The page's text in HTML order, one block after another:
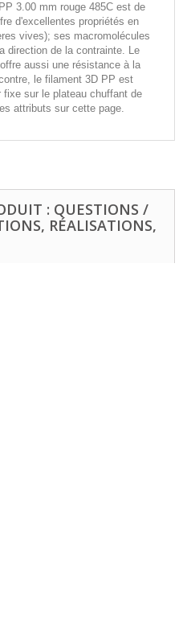
3.00 mm rouge 485C est de
d'excellentes propriétés en
vives); ses macromolécules
direction de la contrainte. Le
aussi une résistance à la
le filament 3D PP est
sur le plateau chuffant de
attributs sur cette page.
: QUESTIONS /
RÉALISATIONS,